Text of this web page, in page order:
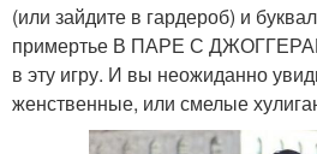
(или зайдите в гардероб) и
примертье В ПАРЕ С
в эту игру. И вы неожиданно
женственные, или смелые